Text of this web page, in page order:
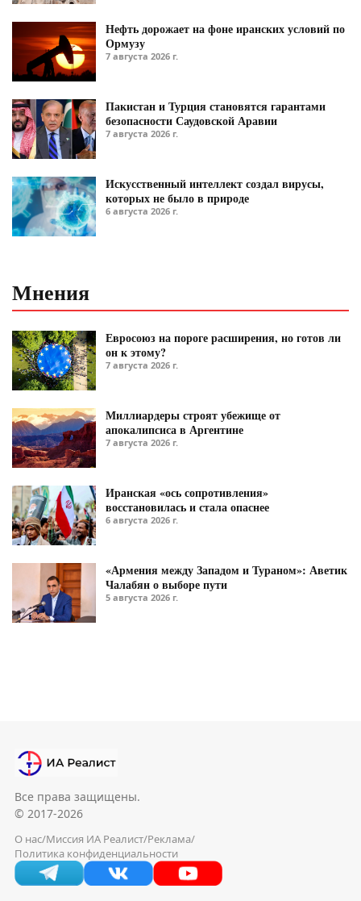
Нефть дорожает на фоне иранских условий по
Ормузу
7 августа 2026 г.
Пакистан и Турция становятся гарантами
безопасности Саудовской Аравии
7 августа 2026 г.
Искусственный интеллект создал вирусы,
которых не было в природе
6 августа 2026 г.
Мнения
Евросоюз на пороге расширения, но готов ли
он к этому?
7 августа 2026 г.
Миллиардеры строят убежище от
апокалипсиса в Аргентине
7 августа 2026 г.
Иранская «ось сопротивления»
восстановилась и стала опаснее
6 августа 2026 г.
«Армения между Западом и Тураном»: Аветик
Чалабян о выборе пути
5 августа 2026 г.
Все права защищены.
© 2017-2026
О нас/Миссия ИА Реалист/Реклама/
Политика конфиденциальности